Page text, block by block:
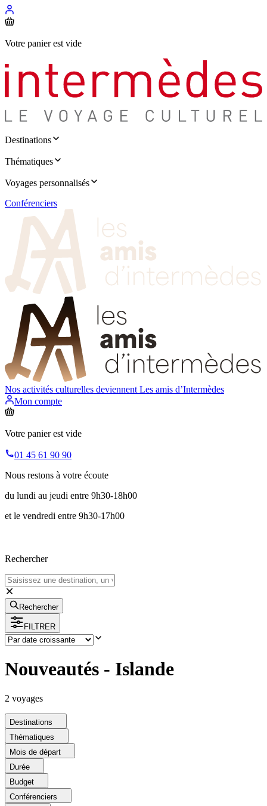
Votre panier est vide
Destinations
Thématiques
Voyages personnalisés
Conférenciers
Nos activités culturelles deviennent Les amis d’Intermèdes
Mon compte
Votre panier est vide
01 45 61 90 90
Nous restons à votre écoute
du lundi au jeudi entre 9h30-18h00
et le vendredi entre 9h30-17h00
Rechercher
Rechercher
FILTRER
Nouveautés - Islande
2 voyages
Destinations
Thématiques
Mois de départ
Durée
Budget
Conférenciers